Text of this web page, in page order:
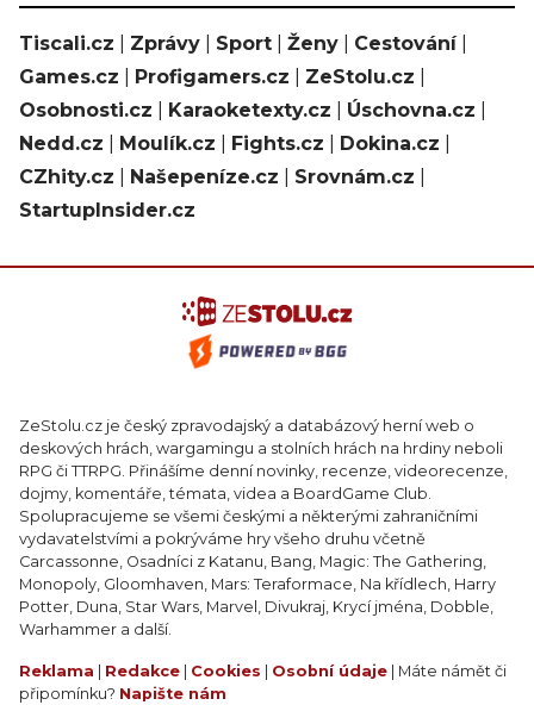
Tiscali.cz Zprávy Sport Ženy Cestování|
Games.cz
Profigamers.cz ZeStolu.cz
Osobnosti.cz
Karaoketexty.cz Úschovna.cz
Nedd.cz
Moulík.cz Fights.cz Dokina.cz
CZhity.cz
Našepeníze.cz Srovnám.cz
StartupInsider.cz
ZeStolu.cz je český zpravodajský a databázový herní web o
deskových hrách, wargamingu a stolních hrách na hrdiny neboli
RPG či TTRPG. Přinášíme denní novinky, recenze, videorecenze,
dojmy, komentáře, témata, videa a BoardGame Club.
Spolupracujeme se všemi českými a některými zahraničními
vydavatelstvími a pokrýváme hry všeho druhu včetně
Carcassonne, Osadníci z Katanu, Bang, Magic: The Gathering,
Monopoly, Gloomhaven, Mars: Teraformace, Na křídlech, Harry
Potter, Duna, Star Wars, Marvel, Divukraj, Krycí jména, Dobble,
Warhammer a další.
Reklama Redakce Cookies Osobní údaje | Máte námět či
připomínku? Napište nám